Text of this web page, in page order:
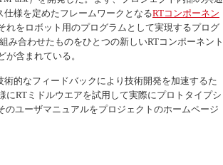
様を定めたフレームワークとなるRTコンポーネン
れをロボット用のプログラムとして実現するプログ
み合わせたものをひとつの新しいRTコンポーネント
含まれている。
的なフィードバックにより技術開発を加速するた
RTミドルウエアを試用して実際にプロトタイプシ
のユーザマニュアルをプロジェクトのホームページ